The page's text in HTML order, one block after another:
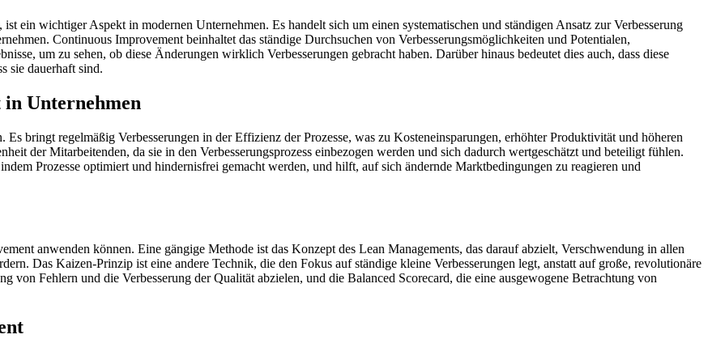
ein wichtiger Aspekt in modernen Unternehmen. Es handelt sich um einen systematischen und ständigen Ansatz zur Verbesserung
Continuous Improvement beinhaltet das ständige Durchsuchen von Verbesserungsmöglichkeiten und Potentialen,
um zu sehen, ob diese Änderungen wirklich Verbesserungen gebracht haben. Darüber hinaus bedeutet dies auch, dass diese
sie dauerhaft sind.
Unternehmen
bringt regelmäßig Verbesserungen in der Effizienz der Prozesse, was zu Kosteneinsparungen, erhöhter Produktivität und höheren
der Mitarbeitenden, da sie in den Verbesserungsprozess einbezogen werden und sich dadurch wertgeschätzt und beteiligt fühlen.
Prozesse optimiert und hindernisfrei gemacht werden, und hilft, auf sich ändernde Marktbedingungen zu reagieren und
anwenden können. Eine gängige Methode ist das Konzept des Lean Managements, das darauf abzielt, Verschwendung in allen
Das Kaizen-Prinzip ist eine andere Technik, die den Fokus auf ständige kleine Verbesserungen legt, anstatt auf große, revolutionäre
von Fehlern und die Verbesserung der Qualität abzielen, und die Balanced Scorecard, die eine ausgewogene Betrachtung von